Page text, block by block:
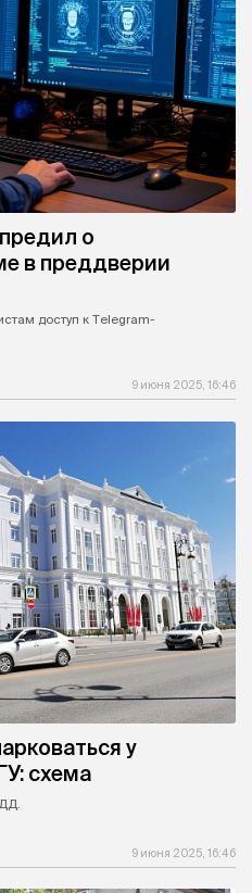
о
в преддверии
доступ к Тelegram-
9 июня 2025, 16:46
у
схема
9 июня 2025, 16:46